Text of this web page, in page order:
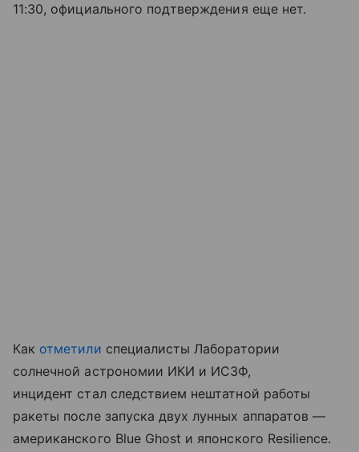
11:30, официального подтверждения еще нет.
Как отметили специалисты Лаборатории
солнечной астрономии ИКИ и ИСЗФ,
инцидент стал следствием нештатной работы
ракеты после запуска двух лунных аппаратов —
американского Blue Ghost и японского Resilience.